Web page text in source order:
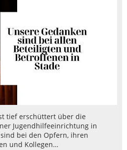
tief erschüttert über die
Jugendhilfeeinrichtung in
bei den Opfern, ihren
und Kollegen…